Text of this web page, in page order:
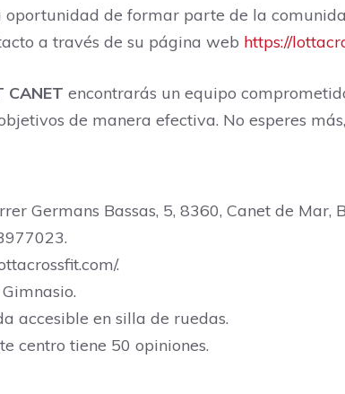
oportunidad de formar parte de la
a través de su página web https://
CANET encontrarás un equipo
de manera efectiva. No esperes
Germans Bassas, 5, 8360, Canet de Mar,
.
Gimnasio.
accesible en silla de ruedas.
centro tiene 50 opiniones.